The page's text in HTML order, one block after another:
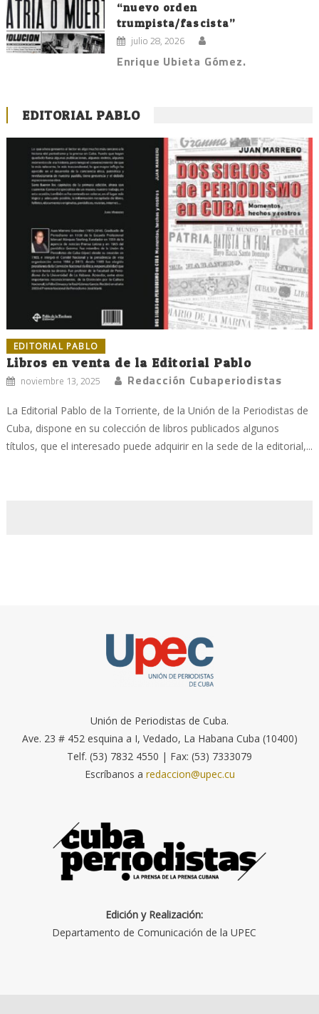
“nuevo orden
trumpista/fascista”
julio 28, 2026
Enrique Ubieta Gómez.
EDITORIAL PABLO
EDITORIAL PABLO
Libros en venta de la Editorial Pablo
noviembre 13, 2025 Redacción Cubaperiodistas
La Editorial Pablo de la Torriente, de la Unión de la Periodistas de
Cuba, dispone en su colección de libros publicados algunos
títulos, que el interesado puede adquirir en la sede de la editorial,...
Unión de Periodistas de Cuba.
Ave. 23 # 452 esquina a I, Vedado, La Habana Cuba (10400)
Telf. (53) 7832 4550 | Fax: (53) 7333079
Escríbanos a redaccion@upec.cu
Edición y Realización:
Departamento de Comunicación de la UPEC